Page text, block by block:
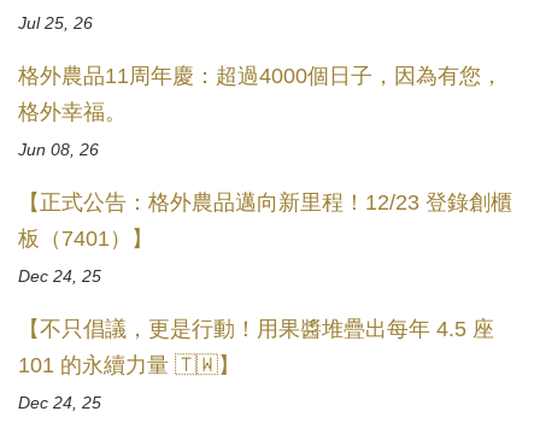
Jul 25, 26
格外農品11周年慶：超過4000個日子，因為有您，
格外幸福。
Jun 08, 26
【正式公告：格外農品邁向新里程！12/23 登錄創櫃
板（7401）】
Dec 24, 25
【不只倡議，更是行動！用果醬堆疊出每年 4.5 座
101 的永續力量 🇹🇼】
Dec 24, 25